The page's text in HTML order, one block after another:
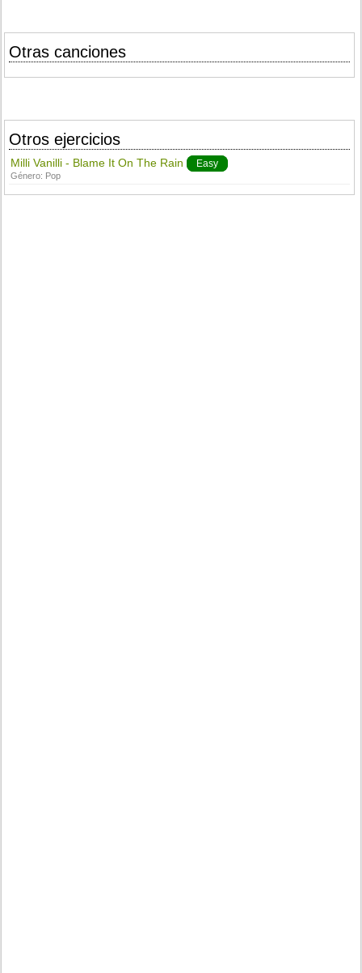
Otras canciones
Otros ejercicios
Milli Vanilli - Blame It On The Rain Easy
Género: Pop